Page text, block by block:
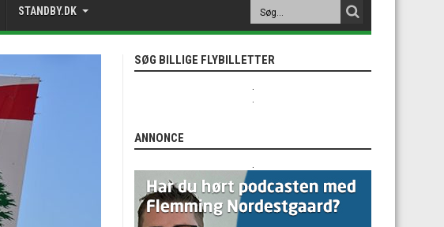
STANDBY.DK
SØG BILLIGE FLYBILLETTER
ANNONCE